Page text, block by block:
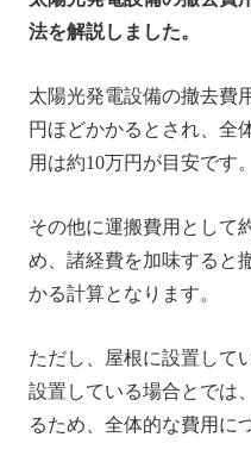
法を解説しました。
太陽光発電設備の撤去費
円ほどかかるとされ、全
用は約10万円が目安です。
その他に運搬費用として
め、諸経費を加味すると
かる計算となります。
ただし、屋根に設置して
設置している場合とでは
るため、全体的な費用に